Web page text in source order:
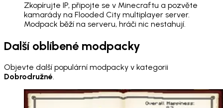
Zkopírujte IP, připojte se v Minecraftu a pozvěte
kamarády na Flooded City multiplayer server.
Modpack běží na serveru, hráči nic nestahují.
Další oblíbené modpacky
Objevte další populární modpacky v kategorii
Dobrodružné.